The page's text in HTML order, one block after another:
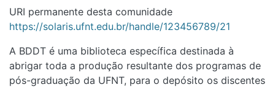
URI permanente desta comunidade
https://solaris.ufnt.edu.br/handle/123456789/21
A BDDT é uma biblioteca específica destinada à
abrigar toda a produção resultante dos programas de
pós-graduação da UFNT, para o depósito os discentes